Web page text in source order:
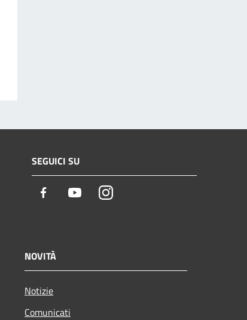
SEGUICI SU
Facebook YoutubeInstagram
NOVITÀ
Notizie
Comunicati